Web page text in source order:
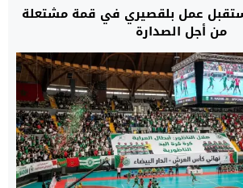
عمل بلقصيري في قمة مشتعلة
من أجل الصدارة